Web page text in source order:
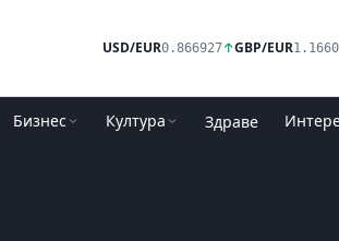
USD/EUR0.866927↑GBP/EUR1.1660
Бизнес Култура Здраве